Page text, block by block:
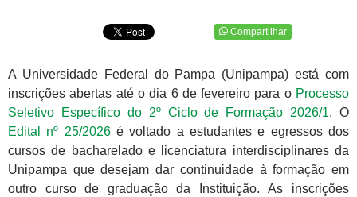
Compartilhar
A Universidade Federal do Pampa (Unipampa) está com
inscrições abertas até o dia 6 de fevereiro para o Processo
Seletivo Específico do 2º Ciclo de Formação 2026/1. O
Edital nº 25/2026é voltado a estudantes e egressos dos
cursos de bacharelado e licenciatura interdisciplinares da
Unipampa que desejam dar continuidade à formação em
outro curso de graduação da Instituição. As inscrições